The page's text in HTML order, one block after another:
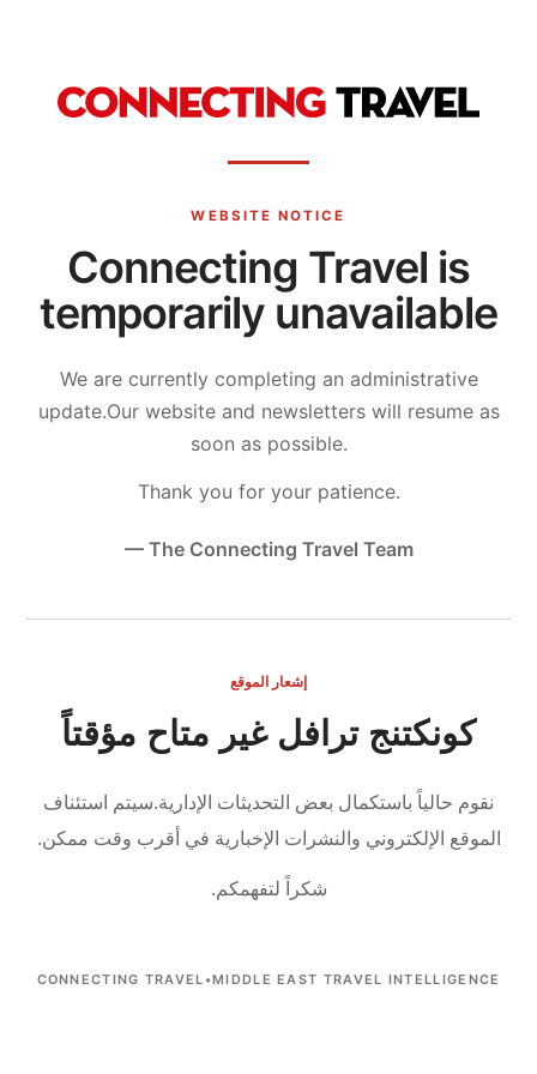
WEBSITE NOTICE
Connecting Travel is
temporarily unavailable
We are currently completing an administrative
update.Our website and newsletters will resume as
soon as possible.
Thank you for your patience.
— The Connecting Travel Team
إشعار الموقع
كونكتنج ترافل غير متاح مؤقتاً
نقوم حالياً باستكمال بعض التحديثات الإدارية.سيتم استئناف
الموقع الإلكتروني والنشرات الإخبارية في أقرب وقت ممكن.
شكراً لتفهمكم.
CONNECTING TRAVEL •MIDDLE EAST TRAVEL INTELLIGENCE